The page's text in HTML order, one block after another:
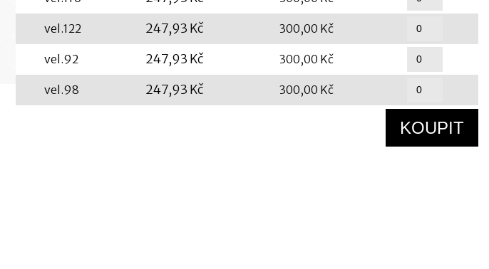
vel.122 247,93 Kč 300,00 Kč
vel.92 247,93 Kč 300,00 Kč
vel.98 247,93 Kč 300,00 Kč